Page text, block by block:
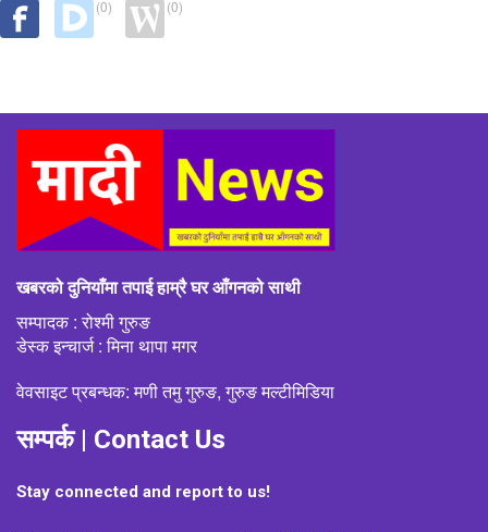
(0) (0)
खबरको दुनियाँमा तपाई हाम्रै घर आँगनको साथी
सम्पादक : रोश्मी गुरुङ
डेस्क इन्चार्ज : मिना थापा मगर
वेवसाइट प्रबन्धक: मणी तमु गुरुङ, गुरुङ मल्टीमिडिया
सम्पर्क | Contact Us
Stay connected and report to us!